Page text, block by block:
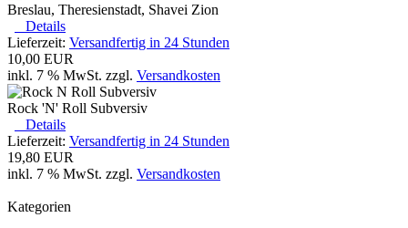
Breslau, Theresienstadt, Shavei Zion
Details
Lieferzeit: Versandfertig in 24 Stunden
10,00 EUR
inkl. 7 % MwSt. zzgl. Versandkosten
Rock 'N' Roll Subversiv
Details
Lieferzeit: Versandfertig in 24 Stunden
19,80 EUR
inkl. 7 % MwSt. zzgl. Versandkosten
Kategorien